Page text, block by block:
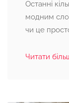
Останні
модним
чи це
Читати